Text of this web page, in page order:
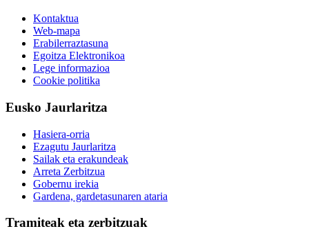
Kontaktua
Web-mapa
Erabilerraztasuna
Egoitza Elektronikoa
Lege informazioa
Cookie politika
Eusko Jaurlaritza
Hasiera-orria
Ezagutu Jaurlaritza
Sailak eta erakundeak
Arreta Zerbitzua
Gobernu irekia
Gardena, gardetasunaren ataria
Tramiteak eta zerbitzuak